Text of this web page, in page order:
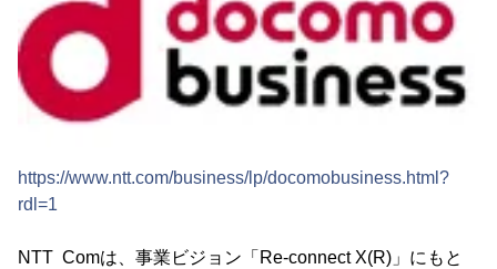
https://www.ntt.com/business/lp/docomobusiness.html?
rdl=1
NTT Comは、事業ビジョン「Re-connect X(R)」にもと